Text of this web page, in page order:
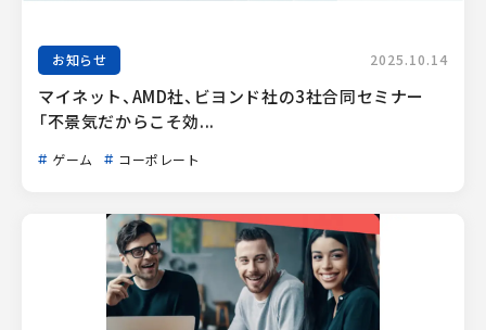
お知らせ 2025.10.14
マイネット、AMD社、ビヨンド社の3社合同セミナー
「不景気だからこそ効...
ゲーム コーポレート